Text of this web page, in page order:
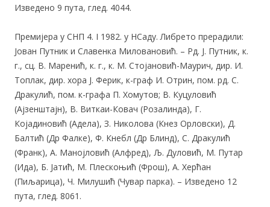
Изведено 9 пута, глед. 4044.
Премијера у СНП 4. I 1982. у НСаду. Либрето прерадили:
Јован Путник и Славенка Миловановић. – Рд. Ј. Путник, к.
г., сц. В. Маренић, к. г., к. М. Стојановић-Маурич, дир. И.
Топлак, дир. хора Ј. Ферик, к-граф И. Отрин, пом. рд. С.
Дракулић, пом. к-графа П. Хомутов; В. Куцуловић
(Ајзенштајн), В. Виткаи-Ковач (Розалинда), Г.
Којадиновић (Адела), З. Николова (Кнез Орловски), Д.
Балтић (Др Фалке), Ф. Кнебл (Др Блинд), С. Дракулић
(Франк), А. Манојловић (Алфред), Љ. Дуловић, М. Путар
(Ида), Б. Јатић, М. Плескоњић (Фрош), А. Херћан
(Пиљарица), Ч. Милушић (Чувар парка). – Изведено 12
пута, глед. 8061.